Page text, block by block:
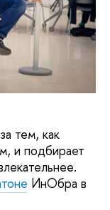
тем, как
и подбирает
ИнОбра в